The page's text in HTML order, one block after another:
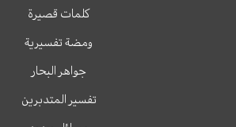
كلمات قصيرة
ومضة تفسيرية
جواهر البحار
تفسير المتدبرين